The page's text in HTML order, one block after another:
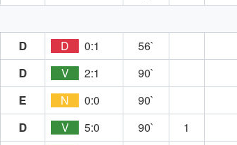
D D 0:1
56`
D V 2:1
90`
E N 0:0
90`
D V 5:0 90`
1